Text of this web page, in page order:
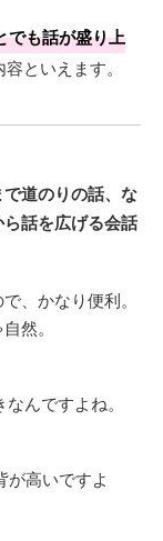
でも話が盛り上
といえます。
道のりの話、な
話を広げる会話
、かなり便利。
然。
んですよね。
が高いですよ